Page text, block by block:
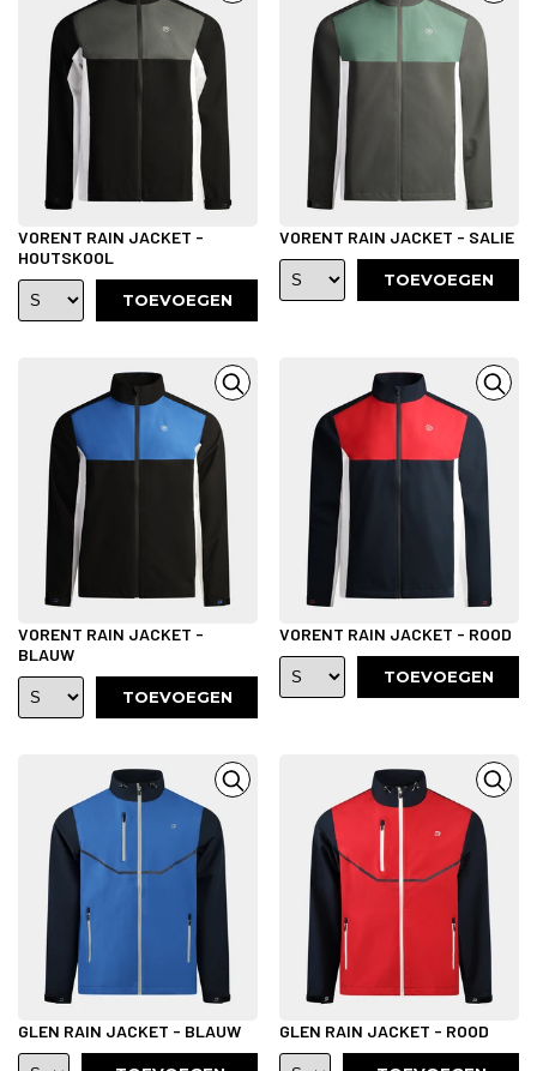
VORENT RAIN JACKET -
HOUTSKOOL
TOEVOEGEN
VORENT RAIN JACKET - SALIE
TOEVOEGEN
VORENT RAIN JACKET -
BLAUW
TOEVOEGEN
VORENT RAIN JACKET - ROOD
TOEVOEGEN
GLEN RAIN JACKET - BLAUW GLEN RAIN JACKET - ROOD